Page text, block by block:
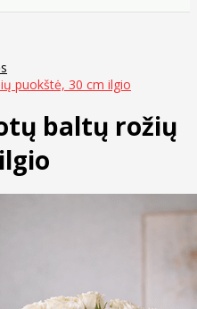
puokštė, 30 cm ilgio
baltų rožių